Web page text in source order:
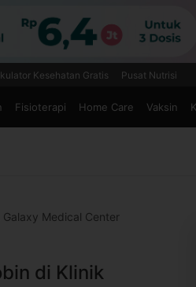
Kesehatan Gratis Pusat Nutrisi
Fisioterapi Home Care Vaksin
Medical Center
di Klinik